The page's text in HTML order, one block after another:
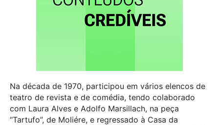
Na década de 1970, participou em vários elencos de
teatro de revista e de comédia, tendo colaborado
com Laura Alves e Adolfo Marsillach, na peça
“Tartufo”, de Moliére, e regressado à Casa da